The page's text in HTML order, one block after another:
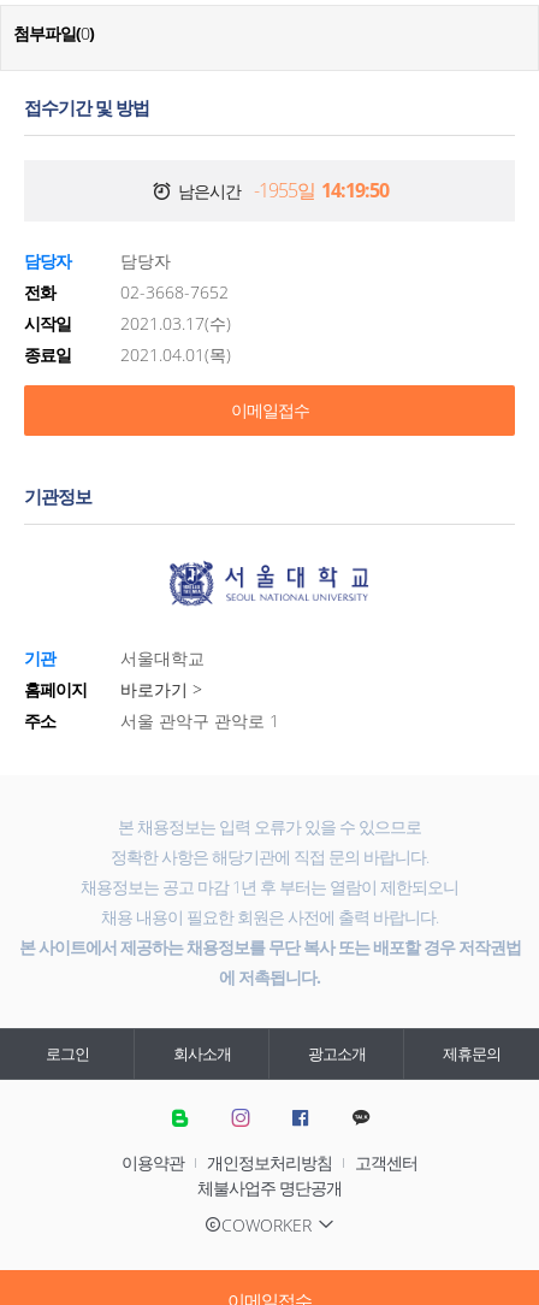
첨부파일(0)
접수기간 및 방법
남은시간 -1955일 14:19:50
담당자
담당자
전화
02-3668-7652
시작일
2021.03.17(수)
종료일
2021.04.01(목)
이메일접수
기관정보
기관
서울대학교
홈페이지
바로가기 >
주소
서울 관악구 관악로 1
본 채용정보는 입력 오류가 있을 수 있으므로
정확한 사항은 해당기관에 직접 문의 바랍니다.
채용정보는 공고 마감 1년 후 부터는 열람이 제한되오니
채용 내용이 필요한 회원은 사전에 출력 바랍니다.
본 사이트에서 제공하는 채용정보를 무단 복사 또는 배포할 경우 저작권법
에 저촉됩니다.
이메일접수
온라인접수
온라인접수
온라인접수
온라인접수
온라인접수
온라인접수
온라인접수
온라인접수
온라인접수
온라인접수
온라인접수
로그인 회사소개 광고소개 제휴문의
이용약관 개인정보처리방침
고객센터
체불사업주 명단공개
COWORKER